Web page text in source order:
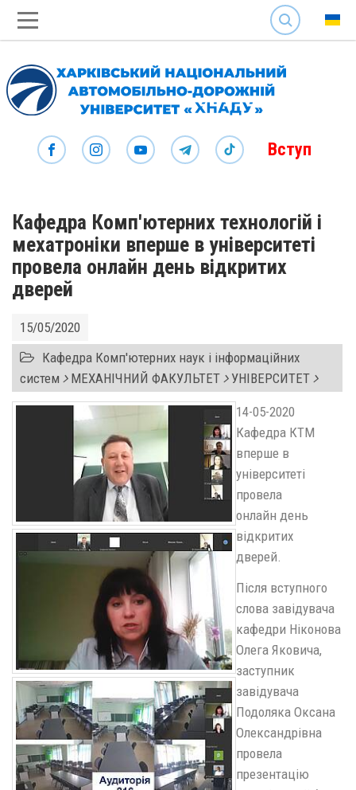
SEARCH
Вступ
Кафедра Комп'ютерних технологій і
мехатроніки вперше в університеті
провела онлайн день відкритих
дверей
15/05/2020
Кафедра Комп'ютерних наук і інформаційних
систем МЕХАНІЧНИЙ ФАКУЛЬТЕТ УНІВЕРСИТЕТ
14-05-2020
Кафедра КТМ
вперше в
університеті
провела
онлайн день
відкритих
дверей.
Після вступного
слова завідувача
кафедри Ніконова
Олега Яковича,
заступник
завідувача
Подоляка Оксана
Олександрівна
провела
презентацію